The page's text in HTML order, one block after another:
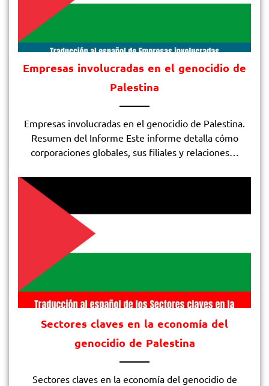
Empresas involucradas en el genocidio de
Palestina
Empresas involucradas en el genocidio de Palestina.
Resumen del Informe​ Este informe detalla cómo
corporaciones globales, sus filiales y relaciones…
Sectores claves en la economía del
genocidio de Palestina
Sectores claves en la economía del genocidio de